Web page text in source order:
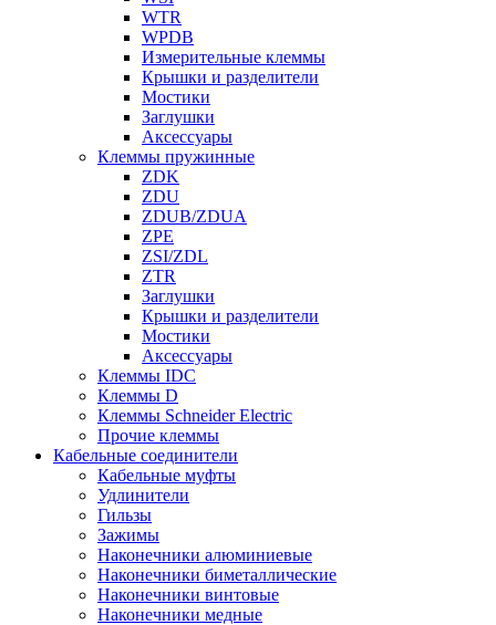
WTR
WPDB
Измерительные клеммы
Крышки и разделители
Мостики
Заглушки
Аксессуары
Клеммы пружинные
ZDK
ZDU
ZDUB/ZDUA
ZPE
ZSI/ZDL
ZTR
Заглушки
Крышки и разделители
Мостики
Аксессуары
Клеммы IDC
Клеммы D
Клеммы Schneider Electric
Прочие клеммы
Кабельные соединители
Кабельные муфты
Удлинители
Гильзы
Зажимы
Наконечники алюминиевые
Наконечники биметаллические
Наконечники винтовые
Наконечники медные